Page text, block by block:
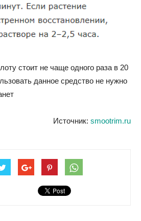
стоит не чаще одного раза в 20
данное средство не нужно
Источник: smootrim.ru